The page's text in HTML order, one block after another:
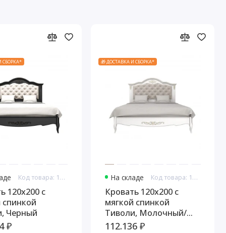
СБОРКА*
Код товара: 10954
120x200 с
спинкой
Черный
₽
🎁 ДОСТАВКА И СБОРКА*
На складе Код товара: 10966
Кровать 120x200 с
мягкой спинкой
Тиволи, Молочный/
Патина Золото
112.136 ₽